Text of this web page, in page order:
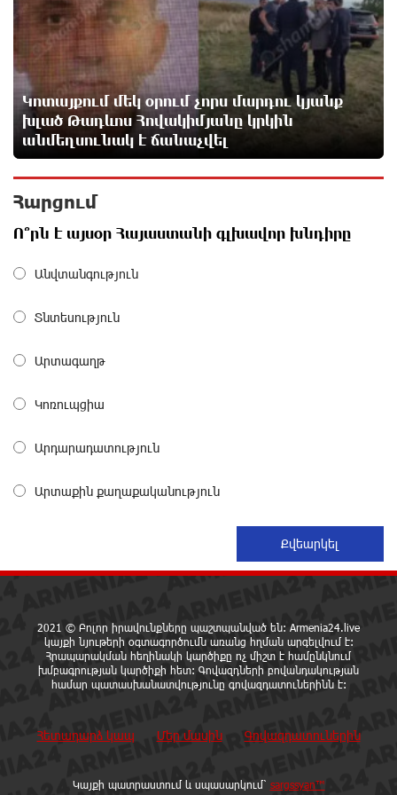
Moody’s-ը IDBank-ի վարկանիշային հեռանկարը
փոխել է դրականի
10 ժամ առաջ
Վեհափառի անձնագրի մեջ գրված է՝ Գարեգին Բ․
նույնիսկ քննիչներն ու դատախազներն են այդպես
29.800 քկմ տարածքը կրճատվեց. Վարդևանյանը՝
Ֆասթ Բանկը Սևան Ստարտափ Սամմիթին
Սավգուլյան
Կաթողիկոսի և հոգևոր դասի ներկայացուցիչների
ուղիղ միջամտություն է Եկեղեցու ներքին գործերին և
ինքնավարությանը. Ղահրամանյան
12 ժամ առաջ
տեղակալի ընտրությունը
Կոտայքում մեկ օրում չորս մարդու կյանք
խլած Թադևոս Հովակիմյանը կրկին
անմեղսունակ է ճանաչվել
Հարցում
Ո՞րն է այսօր Հայաստանի գլխավոր խնդիրը
Անվտանգություն
Տնտեսություն
Արտագաղթ
Կոռուպցիա
Արդարադատություն
Արտաքին քաղաքականություն
2021 © Բոլոր իրավունքները պաշտպանված են: Armenia24.live
կայքի նյութերի օգտագործումն առանց հղման արգելվում է:
Հրապարակման հեղինակի կարծիքը ոչ միշտ է համընկնում
խմբագրության կարծիքի հետ: Գովազդների բովանդակության
համար պատասխանատվությունը գովազդատուներինն է:
Հետադարձ կապ Մեր մասին Գովազդատուներին
Կայքի պատրաստում և սպասարկում՝ sargssyan™